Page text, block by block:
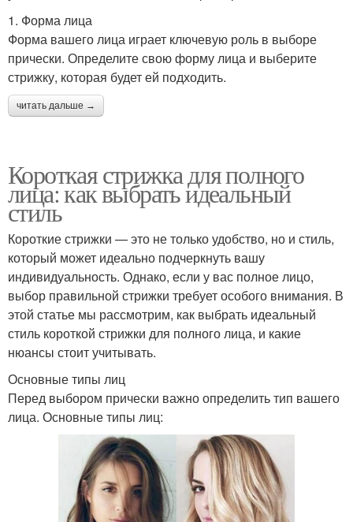
1. Форма лица
Форма вашего лица играет ключевую роль в выборе
прически. Определите свою форму лица и выберите
стрижку, которая будет ей подходить.
читать дальше →
Короткая стрижка для полного
лица: как выбрать идеальный
стиль
Короткие стрижки — это не только удобство, но и стиль,
который может идеально подчеркнуть вашу
индивидуальность. Однако, если у вас полное лицо,
выбор правильной стрижки требует особого внимания. В
этой статье мы рассмотрим, как выбрать идеальный
стиль короткой стрижки для полного лица, и какие
нюансы стоит учитывать.
Основные типы лиц
Перед выбором прически важно определить тип вашего
лица. Основные типы лиц: